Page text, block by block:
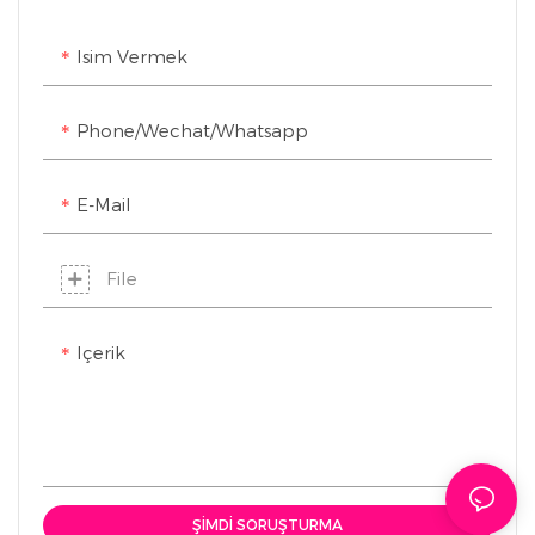
Isim Vermek
Phone/Wechat/Whatsapp
E-Mail
File
Içerik
ŞIMDI SORUŞTURMA
mağazaları, sörf
renkleri ve spor
tasarımları
özelleştirilebilir.